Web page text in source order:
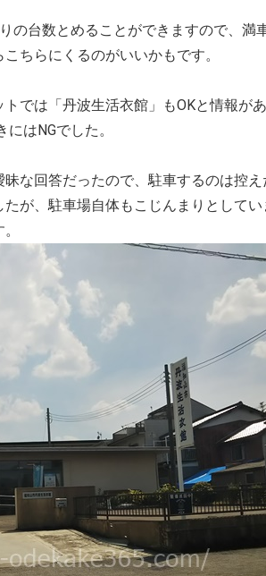
の台数とめることができますので、満
ちらにくるのがいいかもです。
では「丹波生活衣館」もOKと情報があ
はNGでした。
な回答だったので、駐車するのは控
が、駐車場自体もこじんまりとしてい